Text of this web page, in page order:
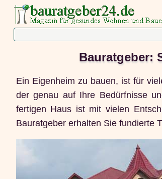
Bauratgeber:
Ein Eigenheim zu bauen, ist für
der genau auf Ihre Bedürfnisse
fertigen Haus ist mit vielen
Bauratgeber erhalten Sie fundierte